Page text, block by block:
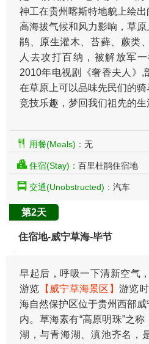
神工在贵州喀斯特地貌上绘
高海拔气候和风力影响，草
鹃、原生灌木、苔藓、蕨类
人去攻打百纳，被解放军
2010年电视剧《奢香夫人》,
在草原上可以品味先民们的骑
竞技乐趣，梦回我们祖先的生
用餐(Meals)： 无
住宿(Stay)： 百里杜鹃住宿地
交通(Unobstructed)： 汽车
第2天
住宿地-威宁草海-毕节
早起后，呼吸一下清新空气
游览 【威宁草海景区】游览
海自然保护区位于贵州西部
内。草海素有“高原明珠”之
湖，与青海湖、滇池齐名，